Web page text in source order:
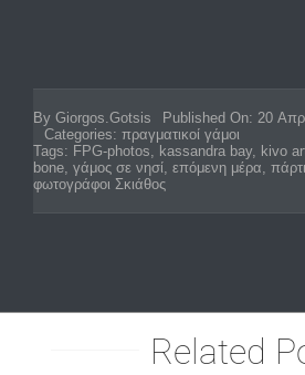
By Giorgos.Gotsis Published On: 20
Categories: πραγματικοί γάμοι
Tags: FPG-photos, kassandra bay, kivo
bone, γάμος σε νησί, επόμενη μέρα, πάρτι
φωτογράφοι Σκιάθος
Related